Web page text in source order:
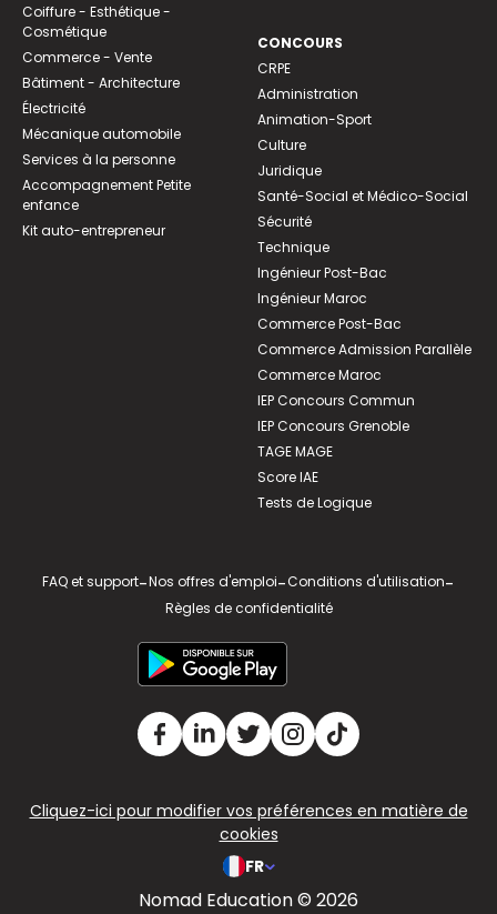
Coiffure - Esthétique -
Cosmétique
Commerce - Vente
Bâtiment - Architecture
Électricité
Mécanique automobile
Services à la personne
Accompagnement Petite
enfance
Kit auto-entrepreneur
CONCOURS
CRPE
Administration
Animation-Sport
Culture
Juridique
Santé-Social et Médico-Social
Sécurité
Technique
Ingénieur Post-Bac
Ingénieur Maroc
Commerce Post-Bac
Commerce Admission Parallèle
Commerce Maroc
IEP Concours Commun
IEP Concours Grenoble
TAGE MAGE
Score IAE
Tests de Logique
FAQ et support-Nos offres d'emploi-Conditions d'utilisation-
Règles de confidentialité
Cliquez-ici pour modifier vos préférences en matière de
cookies
FR
Nomad Education © 2026